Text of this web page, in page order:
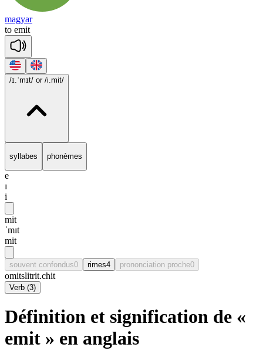
magyar
to emit
/ɪ.ˈmɪt/ or /i.mit/
syllabes phonèmes
e
ɪ
i
mit
ˈmɪt
mit
souvent confondus0 rimes4 prononciation proche0
omitslitrit.chit
Verb (3)
Définition et signification de «
emit » en anglais